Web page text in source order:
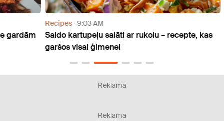
Recipes 9:03 AM
Saldo kartupeļu salāti ar rukolu – recepte, kas
garšos visai ģimenei
Reklāma
Reklāma